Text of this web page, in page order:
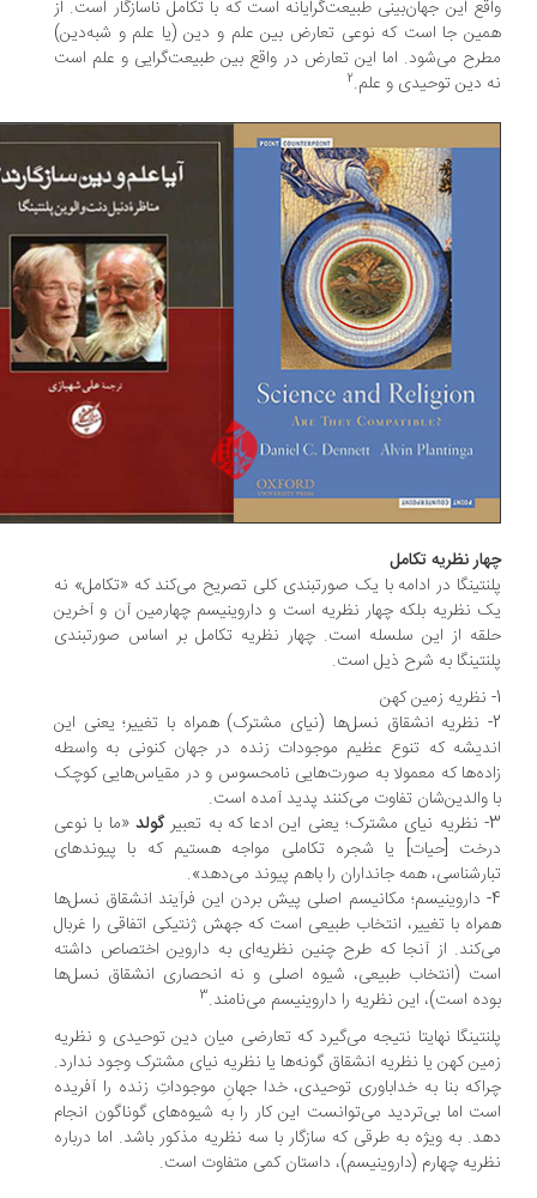
این جهان‌بینی طبیعت‌گرایانه است که با تکامل ناسازگار است. از
جا است که نوعی تعارض بین علم و دین (یا علم و شبه‌دین)
می‌شود. اما این تعارض در واقع بین طبیعت‌گرایی و علم است
دین توحیدی و علم.
نظریه تکامل
در ادامه با یک صورتبندی کلی تصریح می‌کند که «تکامل» نه
نظریه بلکه چهار نظریه است و داروینیسم چهارمین آن و آخرین
از این سلسله است. چهار نظریه تکامل بر اساس صورتبندی
به شرح ذیل است.
نظریه انشقاق نسل‌ها (نیای مشترک) همراه با تغییر؛ یعنی این
که تنوع عظیم موجودات زنده در جهان کنونی به واسطه
که معمولا به صورت‌هایی نامحسوس و در مقیاس‌هایی کوچک
والدین‌شان تفاوت می‌کنند پدید آمده است.
گولد«ما با نوعی
[حیات] یا شجره تکاملی مواجه هستیم که با پیوندهای
همه جانداران را باهم پیوند می‌دهد».
4- داروینیسم؛ مکانیسم اصلی پیش بردن این فرآیند انشقاق نسل‌ها
با تغییر، انتخاب طبیعی است که جهش ژنتیکی اتفاقی را غربال
از آنجا که طرح چنین نظریه‌ای به داروین اختصاص داشته
(انتخاب طبیعی، شیوه اصلی و نه انحصاری انشقاق نسل‌ها
است)، این نظریه را داروینیسم می‌نامند. 3
نهایتا نتیجه می‌گیرد که تعارضی میان دین توحیدی و نظریه
کهن یا نظریه انشقاق گونه‌ها یا نظریه نیای مشترک وجود ندارد.
بنا به خداباوری توحیدی، خدا جهانِ موجوداتِ زنده را آفریده
اما بی‌تردید می‌توانست این کار را به شیوه‌های گوناگون انجام
به ویژه به طرقی که سازگار با سه نظریه مذکور باشد. اما درباره
چهارم (داروینیسم)، داستان کمی متفاوت است.